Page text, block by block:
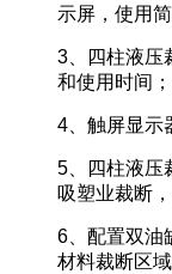
示屏，使用
3、四柱液压
和使用时间；
4、触屏显示
5、四柱液压
吸塑业裁断
6、配置双油
材料裁断区